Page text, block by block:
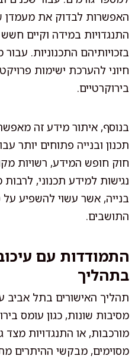
האפשרות לבדוק את
התנגדויות במידה וקיים
בזכויותיהם התכנוניות.
חיוני להערכת ישימות
בירוקרטיים.
בנוסף, איתור מידע זה
תכנון ובנייה פתוחים יותר
חוק חופש המידע, רשויות
נגישות למידע תכנוני,
בנייה, אשר עשוי להשפיע
התושבים.
התמודדות עם
בתהליך
תהליך האישורים בתל אביב
מסיבות שונות, כגון עומס
מורכבות, או התנגדויות מצד
מסוימים, מבקשי ההיתרים